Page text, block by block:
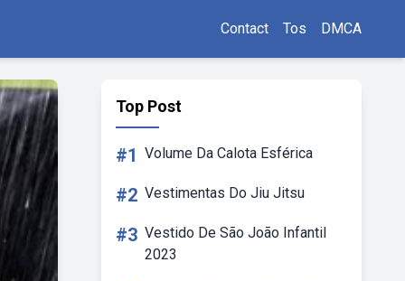
Contact Tos DMCA
Top Post
#1 Volume Da Calota Esférica
#2 Vestimentas Do Jiu Jitsu
#3 Vestido De São João Infantil
2023